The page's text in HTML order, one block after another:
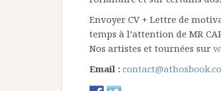
Envoyer CV + Lettre de
temps à l’attention de MR
Nos artistes et tournées sur
Email :